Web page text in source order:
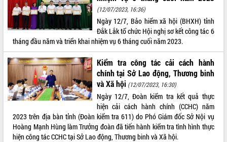
TIN TỨC SỰ KIỆN
SỞ, BAN, NGÀNH
UBND CÁC XÃ, PHƯỜNG
THÔNG TIN CHỈ ĐẠO ĐIỀU HÀNH
HỆ THỐNG VĂN BẢN
ĐIỂM TIN VĂN BẢN
(12/07/2023, 16:36)
Ngày 12/7, Bảo hiểm xã hội (BHXH) tỉnh
Đắk Lắk tổ chức Hội nghị sơ kết công tác 6
tháng đầu năm và triển khai nhiệm vụ 6 tháng cuối năm 2023.
Kiểm tra công tác cải cách hành
chính tại Sở Lao động, Thương binh
và Xã hội (12/07/2023, 16:30)
Ngày 12/7, Đoàn kiểm tra kết quả thực
hiện cải cách hành chính (CCHC) năm
2023 trên địa bàn tỉnh (Đoàn kiểm tra 611) do Phó Giám đốc Sở Nội vụ
Hoàng Mạnh Hùng làm Trưởng đoàn đã tiến hành kiểm tra tình hình thực
hiện công tác CCHC tại Sở Lao động, Thương binh và Xã hội.